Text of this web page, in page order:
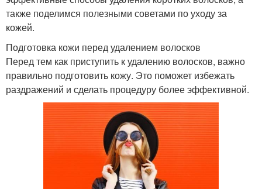
также поделимся полезными советами по уходу за
кожей.
Подготовка кожи перед удалением волосков
Перед тем как приступить к удалению волосков, важно
правильно подготовить кожу. Это поможет избежать
раздражений и сделать процедуру более эффективной.